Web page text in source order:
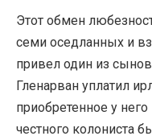
Этот обмен
семи оседланных и
привел один из
Гленарван уплатил
приобретенное у
честного колониста